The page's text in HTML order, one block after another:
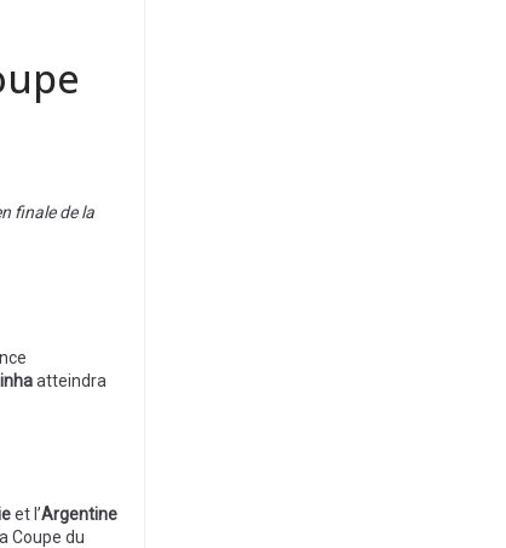
finale de la
atteindra
et l’Argentine
Coupe du